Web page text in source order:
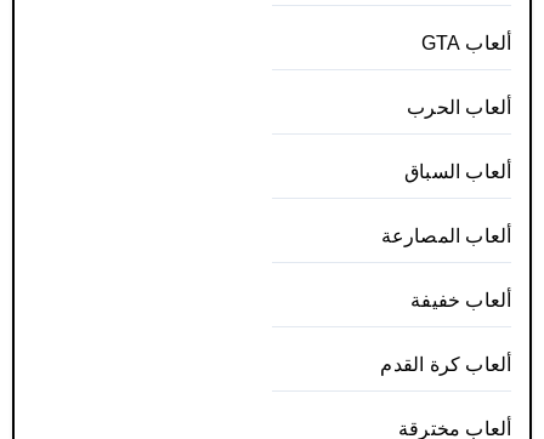
ألعاب GTA
ألعاب الحرب
ألعاب السباق
ألعاب المصارعة
ألعاب خفيفة
ألعاب كرة القدم
ألعاب مخترقة